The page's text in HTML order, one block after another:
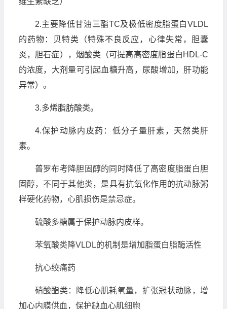
2.主要降低甘油三酯TC及极低密度脂蛋白VLDL
的药物：贝特类（特殊不良反应，心律失常，胆囊
炎，胆石症），烟酸类（可提高高密度脂蛋白HDL-C
的浓度，大剂量可引起血糖升高，尿酸增加，肝功能
异常）。
3.多烯脂肪酸类。
4.保护动脉内皮药：低分子量肝素，天然类肝
素。
普罗布考 降胆固醇的同时降低了高密度脂蛋白胆
固醇，不同于其他类，是具有抗氧化作用的抗动脉粥
样硬化药物，心肌损伤是禁忌症。
硫酸多糖属于保护动脉内皮样。
苯氧酸类降VLDL的机制是增加脂蛋白脂酶活性
抗心绞痛药
硝酸酯类：降低心肌耗氧量，扩张冠状动脉，增
加心内膜供血，保护缺血心肌细胞